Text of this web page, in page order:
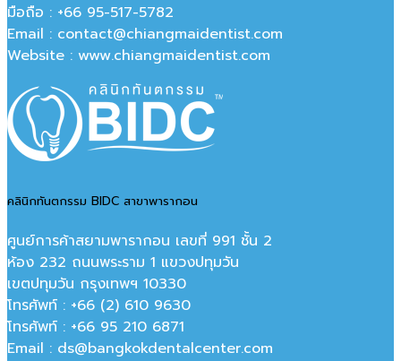
มือถือ : +66 95-517-5782
Email : contact@chiangmaidentist.com
Website : www.chiangmaidentist.com
คลินิกทันตกรรม BIDC สาขาพารากอน
ศูนย์การค้าสยามพารากอน เลขที่ 991 ชั้น 2
ห้อง 232 ถนนพระราม 1 แขวงปทุมวัน
เขตปทุมวัน กรุงเทพฯ 10330
โทรศัพท์ : +66 (2) 610 9630
โทรศัพท์ : +66 95 210 6871
Email : ds@bangkokdentalcenter.com